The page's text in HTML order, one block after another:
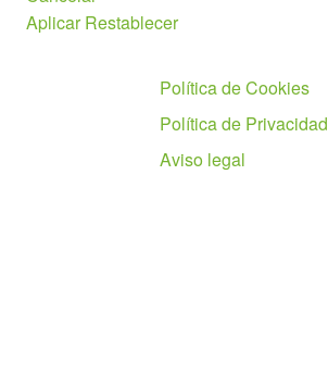
Aplicar Restablecer
Política de Cookies
Política de Privacidad
Aviso legal